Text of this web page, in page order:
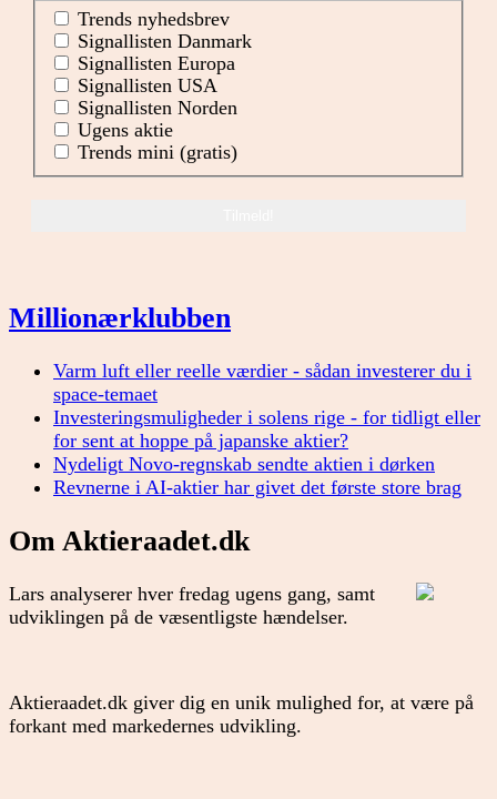
Trends nyhedsbrev
Signallisten Danmark
Signallisten Europa
Signallisten USA
Signallisten Norden
Ugens aktie
Trends mini (gratis)
Millionærklubben
Varm luft eller reelle værdier - sådan investerer du i
space-temaet
Investeringsmuligheder i solens rige - for tidligt eller
for sent at hoppe på japanske aktier?
Nydeligt Novo-regnskab sendte aktien i dørken
Revnerne i AI-aktier har givet det første store brag
Om Aktieraadet.dk
Lars analyserer hver fredag ugens gang, samt
udviklingen på de væsentligste hændelser.
Aktieraadet.dk giver dig en unik mulighed for, at være på
forkant med markedernes udvikling.